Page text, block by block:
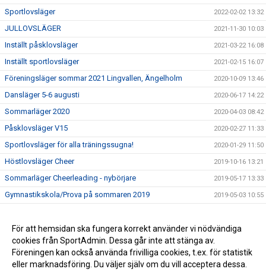
Sportlovsläger 2022-02-02 13:32
JULLOVSLÄGER 2021-11-30 10:03
Inställt påsklovsläger 2021-03-22 16:08
Inställt sportlovsläger 2021-02-15 16:07
Föreningsläger sommar 2021 Lingvallen, Ängelholm 2020-10-09 13:46
Dansläger 5-6 augusti 2020-06-17 14:22
Sommarläger 2020 2020-04-03 08:42
Påsklovsläger V15 2020-02-27 11:33
Sportlovsläger för alla träningssugna! 2020-01-29 11:50
Höstlovsläger Cheer 2019-10-16 13:21
Sommarläger Cheerleading - nybörjare 2019-05-17 13:33
Gymnastikskola/Prova på sommaren 2019 2019-05-03 10:55
Truppläger sommar 2019 2019-05-03 10:43
Lägeranmälan har öppnat! 2019-03-05 14:00
För att hemsidan ska fungera korrekt använder vi nödvändiga
cookies från SportAdmin. Dessa går inte att stänga av.
Föreningen kan också använda frivilliga cookies, t.ex. för statistik
eller marknadsföring. Du väljer själv om du vill acceptera dessa.